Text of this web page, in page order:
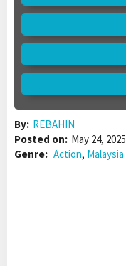
By: REBAHIN
Posted on: May 24, 2025
Genre: Action, Malaysia